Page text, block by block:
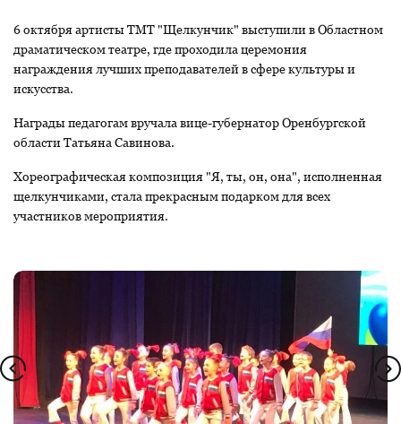
6 октября артисты ТМТ "Щелкунчик" выступили в Областном
драматическом театре, где проходила церемония
награждения лучших преподавателей в сфере культуры и
искусства.
Награды педагогам вручала вице-губернатор Оренбургской
области Татьяна Савинова.
Хореографическая композиция "Я, ты, он, она", исполненная
щелкунчиками, стала прекрасным подарком для всех
участников мероприятия.